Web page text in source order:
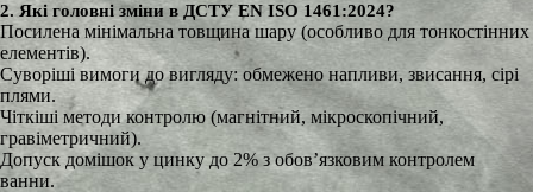
2. Які головні зміни в ДСТУ EN ISO 1461:2024?
Посилена мінімальна товщина шару (особливо для тонкостінних
елементів).
Суворіші вимоги до вигляду: обмежено напливи, звисання, сірі
плями.
Чіткіші методи контролю (магнітний, мікроскопічний,
гравіметричний).
Допуск домішок у цинку до 2% з обов’язковим контролем
ванни.